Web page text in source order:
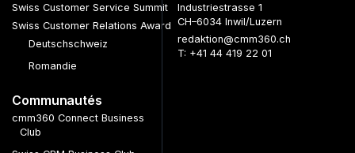
Swiss Customer Service Summit
Swiss Customer Relations Award
Deutschschweiz
Romandie
Communautés
cmm360 Connect Business
Club
Industriestrasse 1
CH–6034 Inwil/Luzern
redaktion@cmm360.ch
T: +41 44 419 22 01